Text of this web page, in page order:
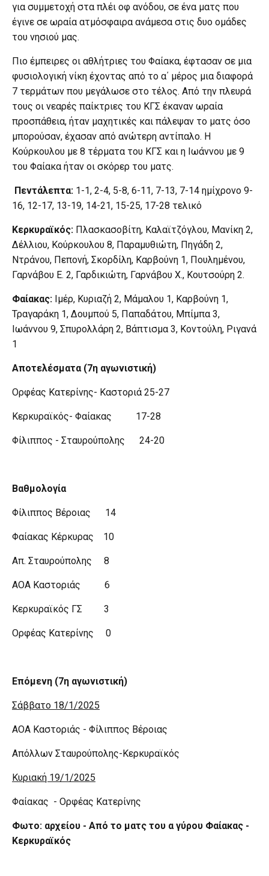
για συμμετοχή στα πλέι οφ ανόδου, σε ένα ματς που
έγινε σε ωραία ατμόσφαιρα ανάμεσα στις δυο ομάδες
του νησιού μας.
Πιο έμπειρες οι αθλήτριες του Φαίακα, έφτασαν σε μια
φυσιολογική νίκη έχοντας από το α΄ μέρος μια διαφορά
7 τερμάτων που μεγάλωσε στο τέλος. Από την πλευρά
τους οι νεαρές παίκτριες του ΚΓΣ έκαναν ωραία
προσπάθεια, ήταν μαχητικές και πάλεψαν το ματς όσο
μπορούσαν, έχασαν από ανώτερη αντίπαλο. Η
Κούρκουλου με 8 τέρματα του ΚΓΣ και η Ιωάννου με 9
του Φαίακα ήταν οι σκόρερ του ματς.
Πεντάλεπτα: 1-1, 2-4, 5-8, 6-11, 7-13, 7-14 ημίχρονο 9-
16, 12-17, 13-19, 14-21, 15-25, 17-28 τελικό
Κερκυραϊκός: Πλασκασοβίτη, Καλαϊτζόγλου, Μανίκη 2,
Δέλλιου, Κούρκουλου 8, Παραμυθιώτη, Πηγάδη 2,
Ντράνου, Πεπονή, Σκορδίλη, Καρβούνη 1, Πουλημένου,
Γαρνάβου Ε. 2, Γαρδικιώτη, Γαρνάβου Χ., Κουτσούρη 2.
Φαίακας: Ιμέρ, Κυριαζή 2, Μάμαλου 1, Καρβούνη 1,
Τραγαράκη 1, Δουμπού 5, Παπαδάτου, Μπίμπα 3,
Ιωάννου 9, Σπυρολλάρη 2, Βάπτισμα 3, Κοντούλη, Ριγανά
1
Αποτελέσματα (7η αγωνιστική)
Ορφέας Κατερίνης- Καστοριά 25-27
Κερκυραϊκός- Φαίακας 17-28
Φίλιππος - Σταυρούπολης 24-20
Βαθμολογία
Φίλιππος Βέροιας 14
Φαίακας Κέρκυρας 10
Απ. Σταυρούπολης 8
ΑΟΑ Καστοριάς 6
Κερκυραϊκός ΓΣ 3
Ορφέας Κατερίνης 0
Επόμενη (7η αγωνιστική)
Σάββατο 18/1/2025
ΑΟΑ Καστοριάς - Φίλιππος Βέροιας
Απόλλων Σταυρούπολης-Κερκυραϊκός
Κυριακή 19/1/2025
Φαίακας - Ορφέας Κατερίνης
Φωτο: αρχείου - Από το ματς του α γύρου Φαίακας -
Κερκυραϊκός